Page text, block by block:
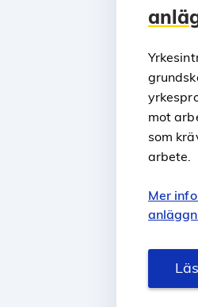
mot
som
arbete.
Mer